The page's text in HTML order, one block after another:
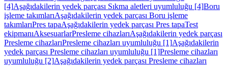
[4]Aşağıdakilerin yedek parçası Sıkma aletleri uyumluluğu [4]Boru
işleme takımlarıAşağıdakilerin yedek parçası Boru işleme
takımlarıPres tapaAşağıdakilerin yedek parçası Pres tapaTest
ekipmanıAksesuarlarPresleme cihazlarıAşağıdakilerin yedek parçası
Presleme cihazlarıPresleme cihazları uyumluluğu [1]Aşağıdakilerin
yedek parçası Presleme cihazları uyumluluğu [1]Presleme cihazları
uyumluluğu [2]Aşağıdakilerin yedek parçası Presleme cihazları